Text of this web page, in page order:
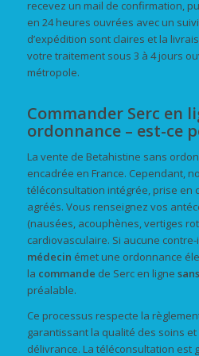
recevez un mail de confirmation,
en 24 heures ouvrées avec un
d’expédition sont claires et la
votre traitement sous 3 à 4 jours
métropole.
Commander Serc en
ordonnance – est-ce
La vente de Betahistine sans
encadrée en France. Cependant,
téléconsultation intégrée, prise en
agréés. Vous renseignez vos
(nausées, acouphènes, vertiges
cardiovasculaire. Si aucune
médecin émet une ordonnance
la commande de Serc en ligne
préalable.
Ce processus respecte la
garantissant la qualité des soins
délivrance. La téléconsultation est